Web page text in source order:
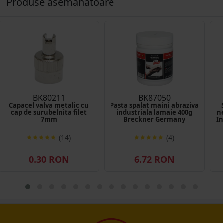
BK80211
Capacel valva metalic cu
cap de surubelnita filet
7mm
(14)
0.30 RON
BK87050
Pasta spalat maini abraziva
industriala lamaie 400g
Breckner Germany
(4)
6.72 RON